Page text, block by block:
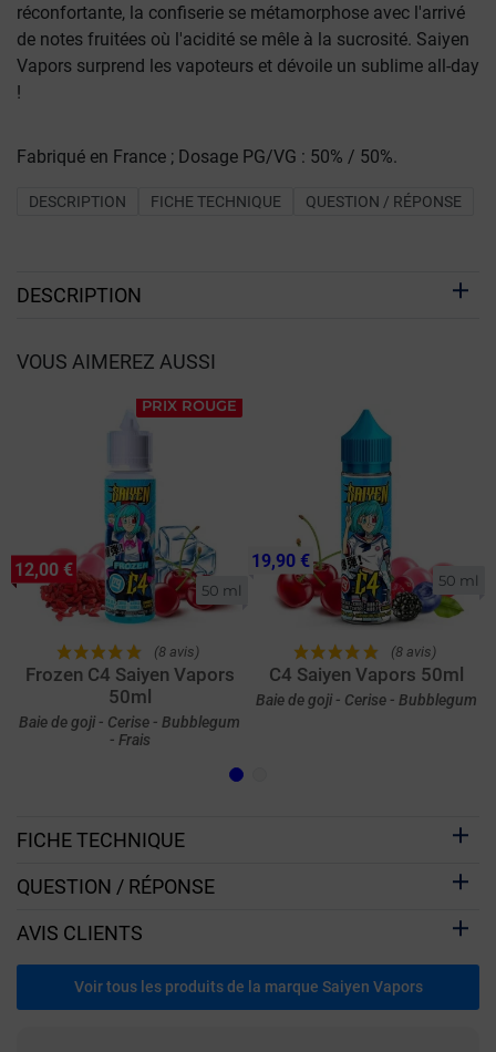
réconfortante, la confiserie se métamorphose avec l'arrivé
de notes fruitées où l'acidité se mêle à la sucrosité. Saiyen
Vapors surprend les vapoteurs et dévoile un sublime all-day
!
Fabriqué en France ; Dosage PG/VG : 50% / 50%.
DESCRIPTION FICHE TECHNIQUE QUESTION / RÉPONSE
DESCRIPTION
VOUS AIMEREZ AUSSI
PRIX ROUGE
50 ml
(8 avis)
Frozen C4 Saiyen Vapors
50ml
Baie de goji - Cerise - Bubblegum
- Frais
12,00 € 50 ml
(8 avis)
C4 Saiyen Vapors 50ml
Baie de goji - Cerise - Bubblegum
19,90 €
FICHE TECHNIQUE
QUESTION / RÉPONSE
AVIS CLIENTS
Voir tous les produits de la marque Saiyen Vapors